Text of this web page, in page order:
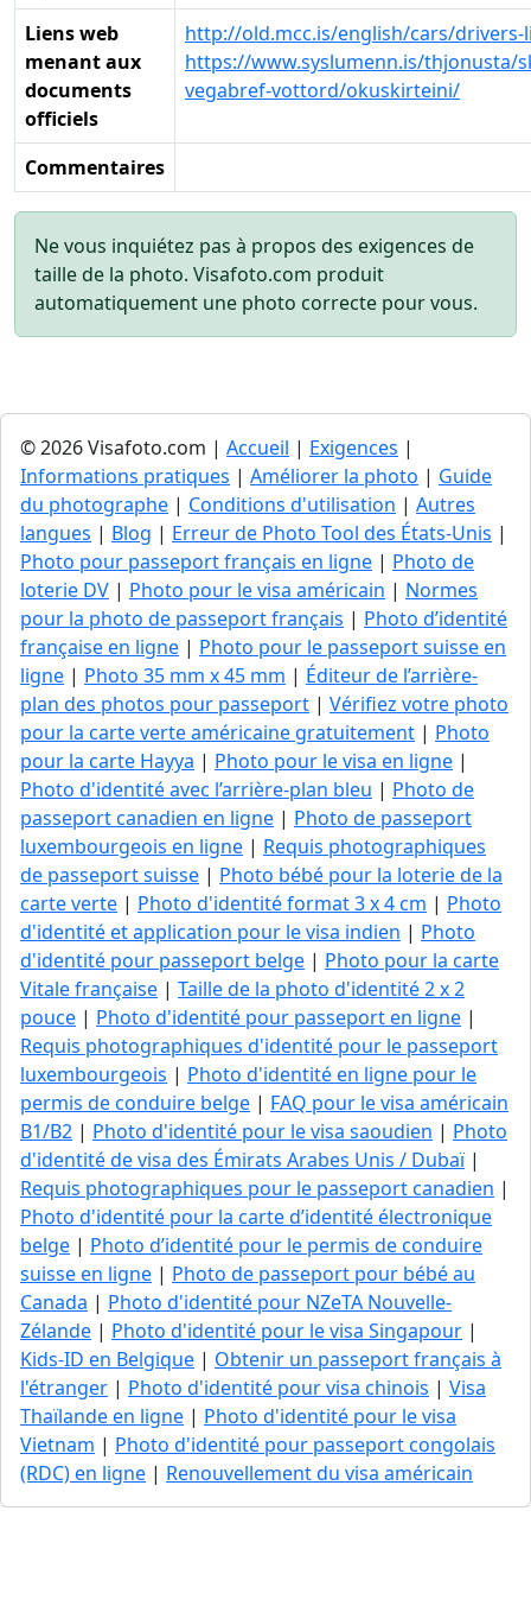
Liens web
menant aux
documents
officiels
http://old.mcc.is/english/cars/drivers-
https://www.syslumenn.is/thjonusta/
vegabref-vottord/okuskirteini/
Commentaires
Ne vous inquiétez pas à propos des exigences de
taille de la photo. Visafoto.com produit
automatiquement une photo correcte pour vous.
© 2026 Visafoto.com | Accueil | Exigences |
Informations pratiques | Améliorer la photo | Guide
du photographe | Conditions d'utilisation | Autres
langues | Blog | Erreur de Photo Tool des États-Unis |
Photo pour passeport français en ligne | Photo de
loterie DV | Photo pour le visa américain | Normes
pour la photo de passeport français | Photo d’identité
française en ligne | Photo pour le passeport suisse en
ligne | Photo 35 mm x 45 mm | Éditeur de l’arrière-
plan des photos pour passeport | Vérifiez votre photo
pour la carte verte américaine gratuitement | Photo
pour la carte Hayya | Photo pour le visa en ligne |
Photo d'identité avec l’arrière-plan bleu | Photo de
passeport canadien en ligne | Photo de passeport
luxembourgeois en ligne | Requis photographiques
de passeport suisse | Photo bébé pour la loterie de la
carte verte | Photo d'identité format 3 x 4 cm | Photo
d'identité et application pour le visa indien | Photo
d'identité pour passeport belge | Photo pour la carte
Vitale française | Taille de la photo d'identité 2 x 2
pouce | Photo d'identité pour passeport en ligne |
Requis photographiques d'identité pour le passeport
luxembourgeois | Photo d'identité en ligne pour le
permis de conduire belge | FAQ pour le visa américain
B1/B2 | Photo d'identité pour le visa saoudien | Photo
d'identité de visa des Émirats Arabes Unis / Dubaï|
Requis photographiques pour le passeport canadien |
Photo d'identité pour la carte d’identité électronique
belge | Photo d’identité pour le permis de conduire
suisse en ligne | Photo de passeport pour bébé au
Canada | Photo d'identité pour NZeTA Nouvelle-
Zélande | Photo d'identité pour le visa Singapour |
Kids-ID en Belgique | Obtenir un passeport français à
l'étranger | Photo d'identité pour visa chinois | Visa
Thaïlande en ligne | Photo d'identité pour le visa
Vietnam | Photo d'identité pour passeport congolais
(RDC) en ligne | Renouvellement du visa américain